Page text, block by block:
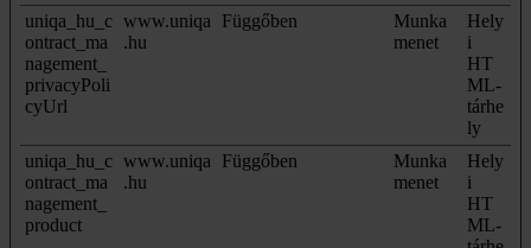
uniqa_hu_c
ontract_ma
nagement_
privacyPoli
cyUrl
www.uniqa
.hu
Függőben
Munka
menet
Hely
i
HT
ML-
tárhe
ly
uniqa_hu_c
ontract_ma
nagement_
product
www.uniqa
.hu
Függőben
Munka
menet
Hely
i
HT
ML-